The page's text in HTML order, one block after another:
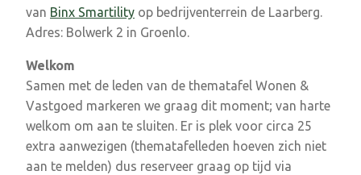
van Binx Smartility op bedrijventerrein de Laarberg.
Adres: Bolwerk 2 in Groenlo.
Welkom
Samen met de leden van de thematafel Wonen &
Vastgoed markeren we graag dit moment; van harte
welkom om aan te sluiten. Er is plek voor circa 25
extra aanwezigen (thematafelleden hoeven zich niet
aan te melden) dus reserveer graag op tijd via